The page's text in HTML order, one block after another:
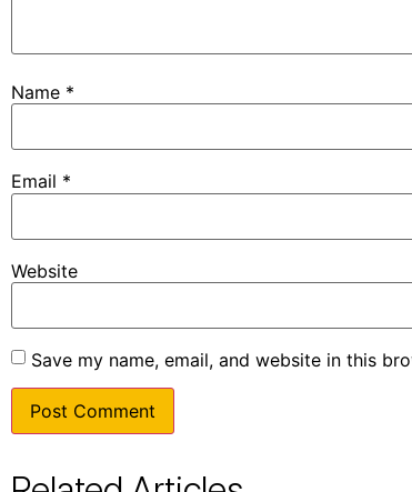
Name *
Email *
Website
Save my name, email, and website in this